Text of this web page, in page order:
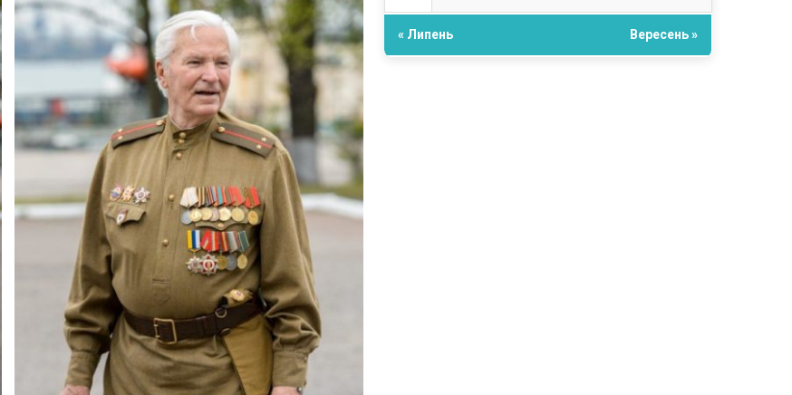
« Липень Вересень »